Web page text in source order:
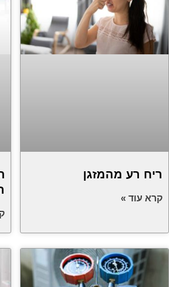
ריח רע מהמזגן
קרא עוד »